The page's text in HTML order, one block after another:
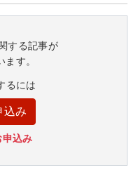
する記事が
す。
るには
込み
申込み